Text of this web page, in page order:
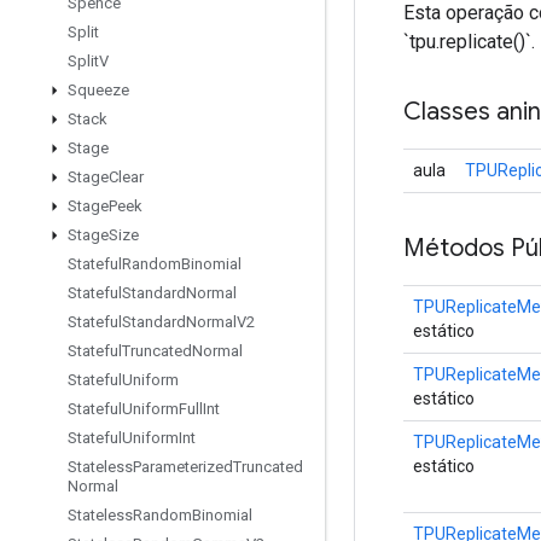
Split
SplitV
Squeeze
Stack
Stage
StageClear
StagePeek
StageSize
Stateful RandomBinomial
Stateful StandardNormal
Stateful StandardNormal V2
Stateful TruncatedNormal
Stateful Uniform
Stateful UniformFull Int
Stateful UniformInt
StatelessParameterizedTruncated
Normal
StatelessRandomBinomial
Esta operação
`tpu.replicate()`.
Classes
aula
Métodos
estático
estático
estático